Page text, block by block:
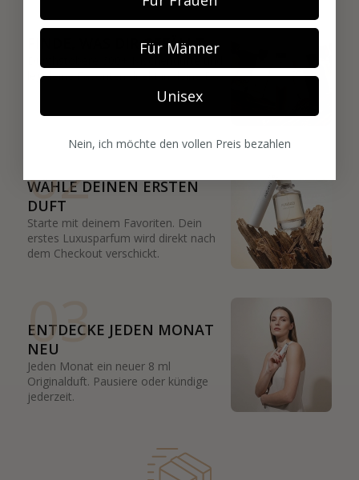
01
FINDE, WAS DIR GEFÄLLT
leg deine Favoriten direkt in deine Box.
02
WÄHLE DEINEN ERSTEN
DUFT
Starte mit deinem Favoriten. Dein
erstes Luxusparfum wird direkt nach
dem Checkout verschickt.
03
ENTDECKE JEDEN MONAT
NEU
Jeden Monat ein neuer 8 ml
Originalduft. Pausiere oder kündige
jederzeit.
Für Männer
Unisex
Nein, ich möchte den vollen Preis bezahlen